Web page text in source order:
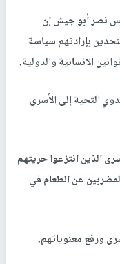
نصر أبو جيش إن
بإرادتهم سياسة
الانسانية والدولية.
التحية إلى الأسرى
الذين انتزعوا حريتهم
عن الطعام في
ورفع معنوياتهم.